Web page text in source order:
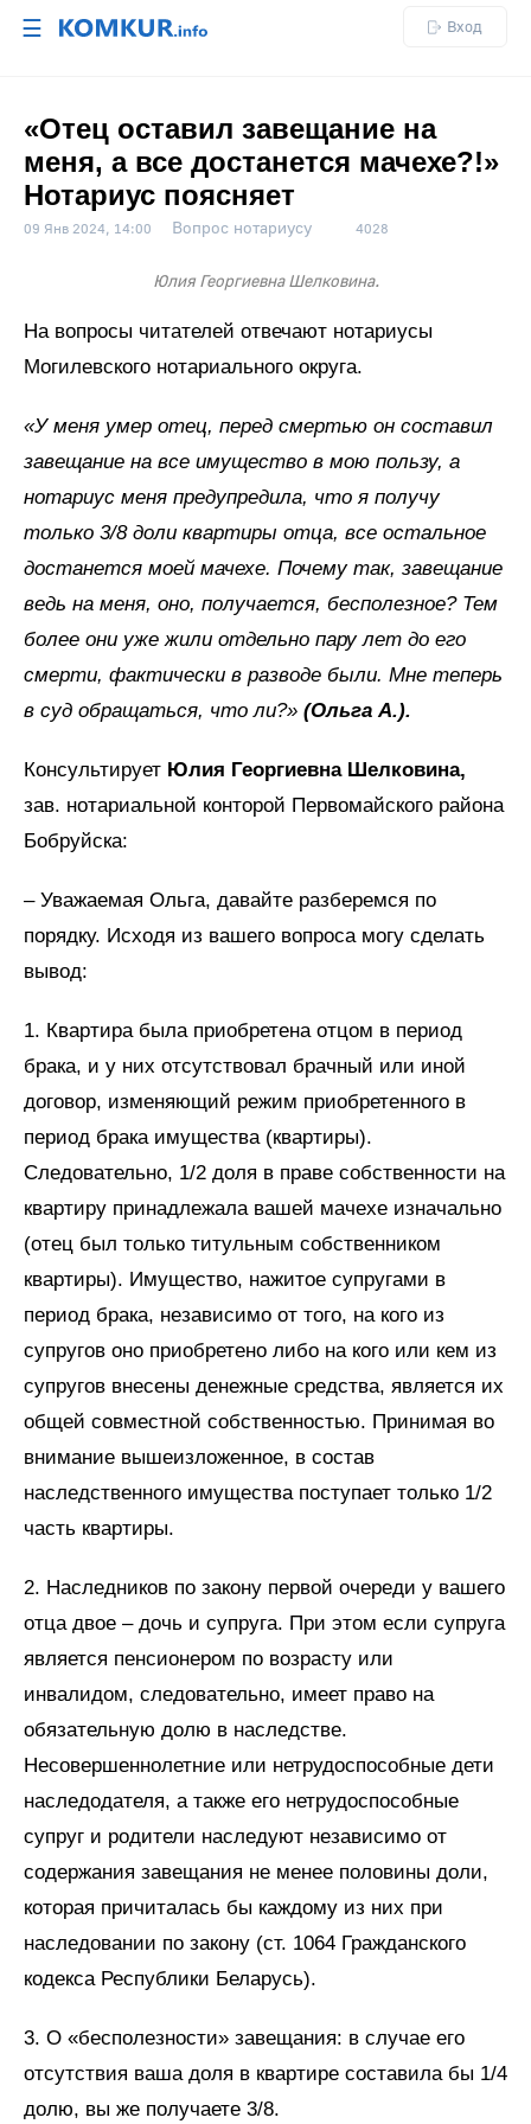
☰ Вход
«Отец оставил завещание на
меня, а все достанется мачехе?!»
Нотариус поясняет
09 Янв 2024, 14:00 Вопрос нотариусу 4028
Юлия Георгиевна Шелковина.
На вопросы читателей отвечают нотариусы
Могилевского нотариального округа.
«У меня умер отец, перед смертью он составил
завещание на все имущество в мою пользу, а
нотариус меня предупредила, что я получу
только 3/8 доли квартиры отца, все остальное
достанется моей мачехе. Почему так, завещание
ведь на меня, оно, получается, бесполезное? Тем
более они уже жили отдельно пару лет до его
смерти, фактически в разводе были. Мне теперь
в суд обращаться, что ли?» (Ольга А.).
Консультирует Юлия Георгиевна Шелковина,
зав. нотариальной конторой Первомайского района
Бобруйска:
– Уважаемая Ольга, давайте разберемся по
порядку. Исходя из вашего вопроса могу сделать
вывод:
1. Квартира была приобретена отцом в период
брака, и у них отсутствовал брачный или иной
договор, изменяющий режим приобретенного в
период брака имущества (квартиры).
Следовательно, 1/2 доля в праве собственности на
квартиру принадлежала вашей мачехе изначально
(отец был только титульным собственником
квартиры). Имущество, нажитое супругами в
период брака, независимо от того, на кого из
супругов оно приобретено либо на кого или кем из
супругов внесены денежные средства, является их
общей совместной собственностью. Принимая во
внимание вышеизложенное, в состав
наследственного имущества поступает только 1/2
часть квартиры.
2. Наследников по закону первой очереди у вашего
отца двое – дочь и супруга. При этом если супруга
является пенсионером по возрасту или
инвалидом, следовательно, имеет право на
обязательную долю в наследстве.
Несовершеннолетние или нетрудоспособные дети
наследодателя, а также его нетрудоспособные
супруг и родители наследуют независимо от
содержания завещания не менее половины доли,
которая причиталась бы каждому из них при
наследовании по закону (ст. 1064 Гражданского
кодекса Республики Беларусь).
3. О «бесполезности» завещания: в случае его
отсутствия ваша доля в квартире составила бы 1/4
долю, вы же получаете 3/8.